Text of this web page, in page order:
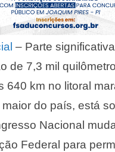
– Parte
de 7,3 mil
640 km no litoral
do país, está
Nacional
Federal para